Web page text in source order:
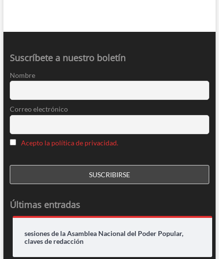
Suscríbete a nuestro boletín
Nombre
Correo electrónico
Acepto la política de privacidad.
Últimas entradas
sesiones de la Asamblea Nacional del Poder Popular,
claves de redacción